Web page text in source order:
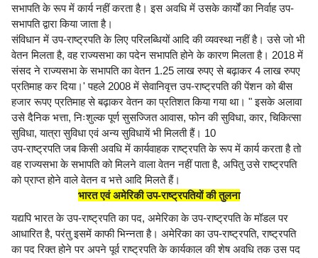
सभापति के रूप में कार्य नहीं करता है। इस अवधि में उसके कार्यों का निर्वाह उप-
सभापति द्वारा किया जाता है।
संविधान में उप-राष्ट्रपति के लिए परिलब्धियों आदि की व्यवस्था नहीं है। उसे जो भी
वेतन मिलता है, वह राज्यसभा का पदेन सभापति होने के कारण मिलता है। 2018 में
संसद ने राज्यसभा के सभापति का वेतन 1.25 लाख रुपए से बढ़ाकर 4 लाख रुपए
प्रतिमाह कर दिया।' पहले 2008 में सेवानिवृत्त उप-राष्ट्रपति की पेंशन को बीस
हजार रूपए प्रतिमाह से बढ़ाकर वेतन का प्रतिशत किया गया था। " इसके अलावा
उसे दैनिक भत्ता, निःशुल्क पूर्ण सुसज्जित आवास, फोन की सुविधा, कार, चिकित्सा
सुविधा, यात्रा सुविधा एवं अन्य सुविधायें भी मिलती हैं। 10
उप-राष्ट्रपति जब किसी अवधि में कार्यवाहक राष्ट्रपति के रूप में कार्य करता है तो
वह राज्यसभा के सभापति को मिलने वाला वेतन नहीं पाता है, अपितु उसे राष्ट्रपति
को प्राप्त होने वाले वेतन व भत्ते आदि मिलते हैं।
भारत एवं अमेरिकी उप-राष्ट्रपतियों की तुलना
यद्यपि भारत के उप-राष्ट्रपति का पद, अमेरिका के उप-राष्ट्रपति के मॉडल पर
आधारित है, परंतु इसमें काफी भिन्नता है। अमेरिका का उप-राष्ट्रपति, राष्ट्रपति
का पद रिक्त होने पर अपने पूर्व राष्ट्रपति के कार्यकाल की शेष अवधि तक उस पद